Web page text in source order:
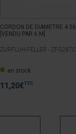
CORDON DE DIAMETRE 4.56
[VENDU PAR 6 M]
ZURFLUH-FELLER - ZFG287C
en stock
11,20€TTC